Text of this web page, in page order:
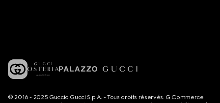
© 2016 - 2025 Guccio Gucci S.p.A. - Tous droits réservés. G Commerce